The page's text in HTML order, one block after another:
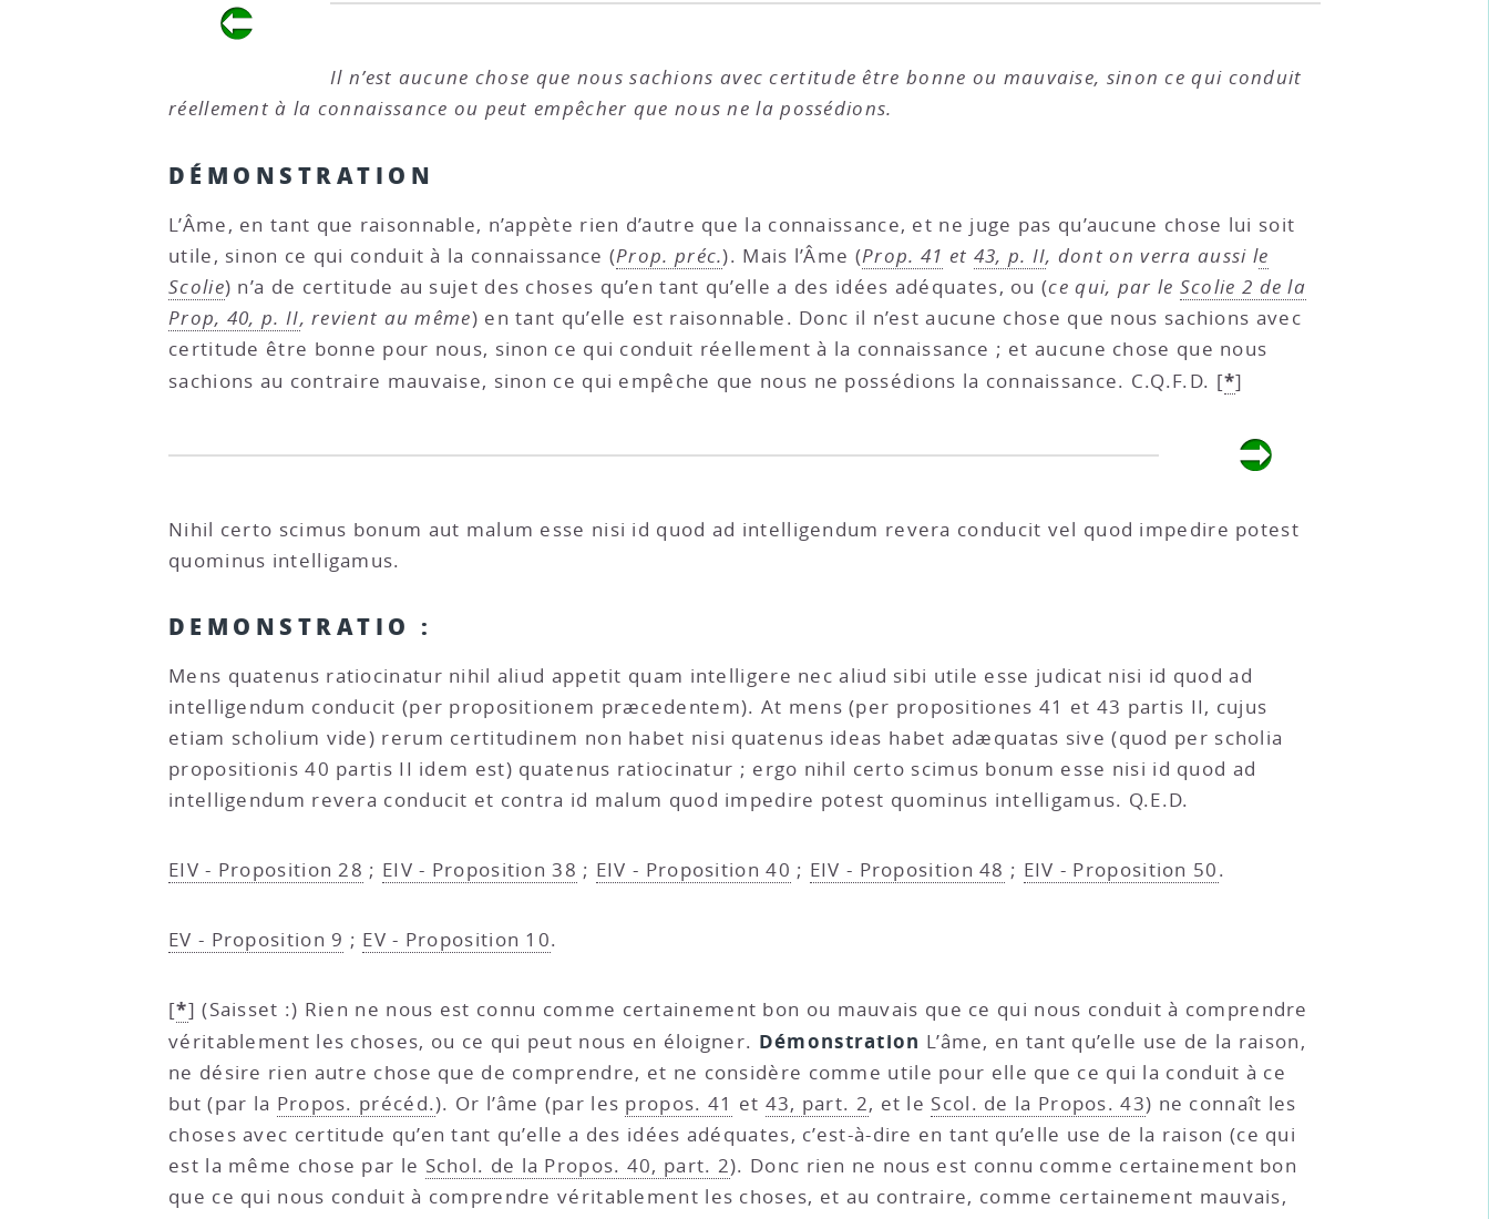
Il n’est aucune chose que nous sachions avec certitude être bonne ou mauvaise, sinon ce qui conduit
réellement à la connaissance ou peut empêcher que nous ne la possédions.
DÉMONSTRATION
L’Âme, en tant que raisonnable, n’appète rien d’autre que la connaissance, et ne juge pas qu’aucune chose lui soit
utile, sinon ce qui conduit à la connaissance (Prop. préc.). Mais l’Âme (Prop. 41 et 43, p. II, dont on verra aussi le
Scolie) n’a de certitude au sujet des choses qu’en tant qu’elle a des idées adéquates, ou (ce qui, par le Scolie 2 de la
Prop, 40, p. II, revient au même) en tant qu’elle est raisonnable. Donc il n’est aucune chose que nous sachions avec
certitude être bonne pour nous, sinon ce qui conduit réellement à la connaissance ; et aucune chose que nous
sachions au contraire mauvaise, sinon ce qui empêche que nous ne possédions la connaissance. C.Q.F.D. [*]
Nihil certo scimus bonum aut malum esse nisi id quod ad intelligendum revera conducit vel quod impedire potest
quominus intelligamus.
DEMONSTRATIO :
Mens quatenus ratiocinatur nihil aliud appetit quam intelligere nec aliud sibi utile esse judicat nisi id quod ad
intelligendum conducit (per propositionem præcedentem). At mens (per propositiones 41 et 43 partis II, cujus
etiam scholium vide) rerum certitudinem non habet nisi quatenus ideas habet adæquatas sive (quod per scholia
propositionis 40 partis II idem est) quatenus ratiocinatur ; ergo nihil certo scimus bonum esse nisi id quod ad
intelligendum revera conducit et contra id malum quod impedire potest quominus intelligamus. Q.E.D.
EIV - Proposition 28 ; EIV - Proposition 38 ; EIV - Proposition 40 ; EIV - Proposition 48 ; EIV - Proposition 50.
EV - Proposition 9 ; EV - Proposition 10.
[*](Saisset :) Rien ne nous est connu comme certainement bon ou mauvais que ce qui nous conduit à comprendre
véritablement les choses, ou ce qui peut nous en éloigner. Démonstration L’âme, en tant qu’elle use de la raison,
ne désire rien autre chose que de comprendre, et ne considère comme utile pour elle que ce qui la conduit à ce
but (par la Propos. précéd.). Or l’âme (par les propos. 41 et 43, part. 2, et le Scol. de la Propos. 43) ne connaît les
choses avec certitude qu’en tant qu’elle a des idées adéquates, c’est-à-dire en tant qu’elle use de la raison (ce qui
est la même chose par le Schol. de la Propos. 40, part. 2). Donc rien ne nous est connu comme certainement bon
que ce qui nous conduit à comprendre véritablement les choses, et au contraire, comme certainement mauvais,